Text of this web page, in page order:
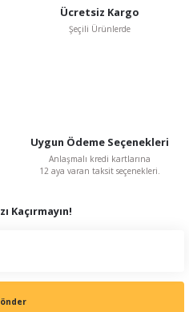
Ücretsiz Kargo
Şeçili Ürünlerde
Uygun Ödeme Seçenekleri
Anlaşmalı kredi kartlarına
12 aya varan taksit seçenekleri.
Kaçırmayın!